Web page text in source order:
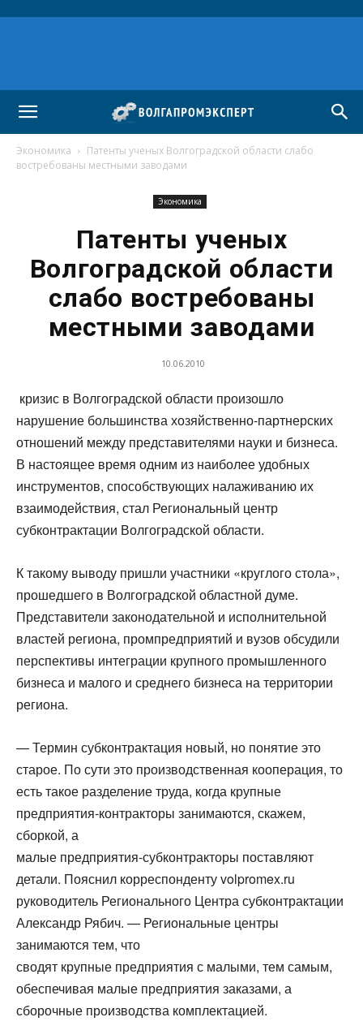
Экономика
Патенты ученых Волгоградской области слабо
востребованы местными заводами
Экономика
Патенты ученых
Волгоградской области
слабо востребованы
местными заводами
10.06.2010
кризис в Волгоградской области произошло
нарушение большинства хозяйственно-партнерских
отношений между представителями науки и бизнеса.
В настоящее время одним из наиболее удобных
инструментов, способствующих налаживанию их
взаимодействия, стал Региональный центр
субконтрактации Волгоградской области.
К такому выводу пришли участники «круглого стола»,
прошедшего в Волгоградской областной думе.
Представители законодательной и исполнительной
властей региона, промпредприятий и вузов обсудили
перспективы интеграции крупного промышленного
бизнеса и малого и среднего бизнеса на территории
региона.
— Термин субконтрактация новый, но понятие это
старое. По сути это производственная кооперация, то
есть такое разделение труда, когда крупные
предприятия-контракторы занимаются, скажем,
сборкой, а
малые предприятия-субконтракторы поставляют
детали. Пояснил корреспонденту volpromex.ru
руководитель Регионального Центра субконтрактации
Александр Рябич. — Региональные центры
занимаются тем, что
сводят крупные предприятия с малыми, тем самым,
обеспечивая малые предприятия заказами, а
сборочные производства комплектацией.